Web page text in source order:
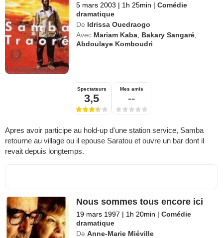
5 mars 2003 | 1h 25min | Comédie
dramatique
De Idrissa Ouedraogo
Avec Mariam Kaba Bakary Sangaré
Abdoulaye Komboudri
Spectateurs
3,5
Mes amis
--
Apres avoir participe au hold-up d'une station service, Samba
retourne au village ou il epouse Saratou et ouvre un bar dont il
revait depuis longtemps.
Nous sommes tous encore ici
19 mars 1997 | 1h 20min | Comédie
dramatique
De Anne-Marie Miéville